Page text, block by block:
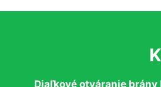
Diaľkové otváranie